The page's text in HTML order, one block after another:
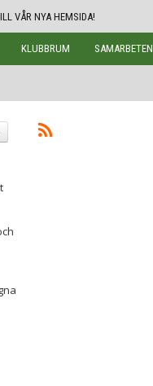
VÅR NYA HEMSIDA!
KLUBBRUM SAMARBETEN